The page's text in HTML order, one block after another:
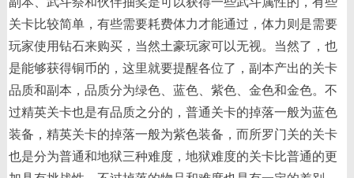
关卡比较简单，有些需要耗费体力才能通过，体力则是需要
玩家使用钻石来购买，当然土豪玩家可以无视。当然了，也
是能够获得铜币的，这里就要提醒各位了，副本产出的关卡
品质和副本，品质分为绿色、蓝色、紫色、金色和金色。不
过精英关卡也是有品质之分的，普通关卡的掉落一般为蓝色
装备，精英关卡的掉落一般为紫色装备，而所罗门关的关卡
也是分为普通和地狱三种难度，地狱难度的关卡比普通的更